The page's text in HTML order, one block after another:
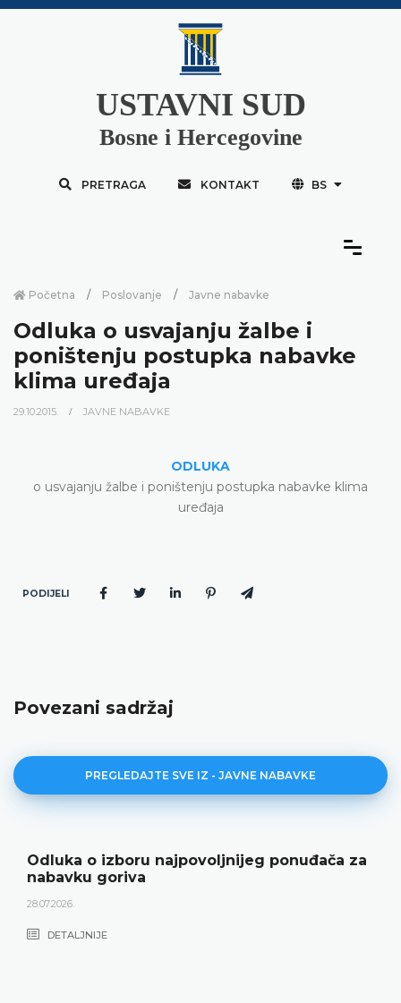
USTAVNI SUD
Bosne i Hercegovine
PRETRAGA KONTAKT BS
Početna Poslovanje Javne nabavke
Odluka o usvajanju žalbe i
poništenju postupka nabavke
klima uređaja
29.10.2015. JAVNE NABAVKE
ODLUKA
o usvajanju žalbe i poništenju postupka nabavke klima
uređaja
PODIJELI
Povezani sadržaj
PREGLEDAJTE SVE IZ - JAVNE NABAVKE
Odluka o izboru najpovoljnijeg ponuđača za
nabavku goriva
28.07.2026.
DETALJNIJE